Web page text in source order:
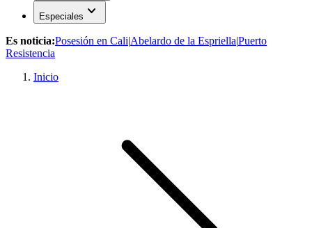
Especiales expand_more
Es noticia:Posesión en Cali|Abelardo de la Espriella|Puerto
Resistencia
Inicio